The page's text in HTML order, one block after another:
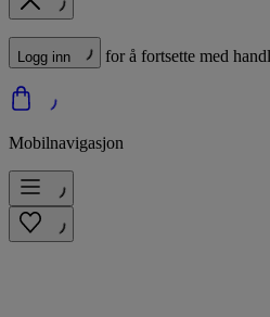
Logg inn for å fortsette med
Mobilnavigasjon